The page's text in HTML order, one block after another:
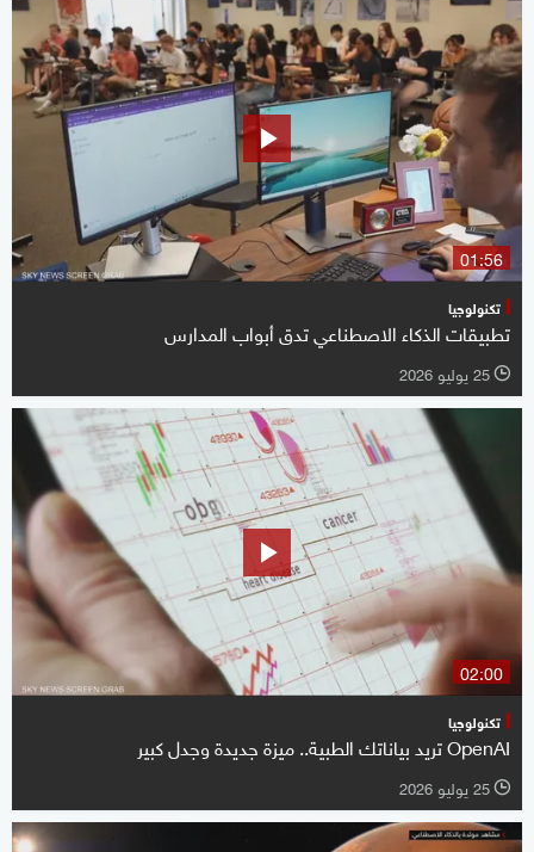
01:56
تكنولوجيا
تطبيقات الذكاء الاصطناعي تدق أبواب المدارس
l 25 يوليو 2026
02:00
تكنولوجيا
OpenAI تريد بياناتك الطبية.. ميزة جديدة وجدل كبير
l 25 يوليو 2026